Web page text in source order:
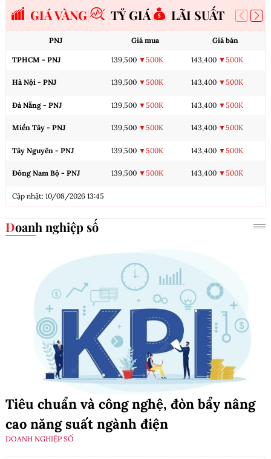
GIÁ VÀNG TỶ GIÁ LÃI SUẤT
PNJ Giá mua Giá bán
TPHCM - PNJ 139,500 ▼500K 143,400 ▼500K
Hà Nội - PNJ 139,500 ▼500K 143,400 ▼500K
Đà Nẵng - PNJ 139,500 ▼500K 143,400 ▼500K
Miền Tây - PNJ 139,500 ▼500K 143,400 ▼500K
Tây Nguyên - PNJ 139,500 ▼500K 143,400 ▼500K
Đông Nam Bộ - PNJ 139,500 ▼500K 143,400 ▼500K
Cập nhật: 10/08/2026 13:45
Doanh nghiệp số
Tiêu chuẩn và công nghệ, đòn bẩy nâng
cao năng suất ngành điện
DOANH NGHIỆP SỐ